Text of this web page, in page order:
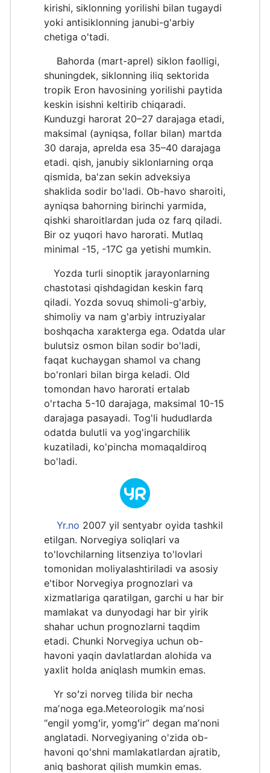
kirishi, siklonning yorilishi bilan tugaydi
yoki antisiklonning janubi-g'arbiy
chetiga o'tadi.
Bahorda (mart-aprel) siklon faolligi,
shuningdek, siklonning iliq sektorida
tropik Eron havosining yorilishi paytida
keskin isishni keltirib chiqaradi.
Kunduzgi harorat 20–27 darajaga etadi,
maksimal (ayniqsa, follar bilan) martda
30 daraja, aprelda esa 35–40 darajaga
etadi. qish, janubiy siklonlarning orqa
qismida, ba'zan sekin adveksiya
shaklida sodir bo'ladi. Ob-havo sharoiti,
ayniqsa bahorning birinchi yarmida,
qishki sharoitlardan juda oz farq qiladi.
Bir oz yuqori havo harorati. Mutlaq
minimal -15, -17C ga yetishi mumkin.
Yozda turli sinoptik jarayonlarning
chastotasi qishdagidan keskin farq
qiladi. Yozda sovuq shimoli-g'arbiy,
shimoliy va nam g'arbiy intruziyalar
boshqacha xarakterga ega. Odatda ular
bulutsiz osmon bilan sodir bo'ladi,
faqat kuchaygan shamol va chang
bo'ronlari bilan birga keladi. Old
tomondan havo harorati ertalab
o'rtacha 5-10 darajaga, maksimal 10-15
darajaga pasayadi. Tog'li hududlarda
odatda bulutli va yog'ingarchilik
kuzatiladi, ko'pincha momaqaldiroq
bo'ladi.
Yr.no 2007 yil sentyabr oyida tashkil
etilgan. Norvegiya soliqlari va
to'lovchilarning litsenziya to'lovlari
tomonidan moliyalashtiriladi va asosiy
e'tibor Norvegiya prognozlari va
xizmatlariga qaratilgan, garchi u har bir
mamlakat va dunyodagi har bir yirik
shahar uchun prognozlarni taqdim
etadi. Chunki Norvegiya uchun ob-
havoni yaqin davlatlardan alohida va
yaxlit holda aniqlash mumkin emas.
Yr soʻzi norveg tilida bir necha
maʼnoga ega.Meteorologik maʼnosi
“engil yomgʻir, yomgʻir” degan maʼnoni
anglatadi. Norvegiyaning o'zida ob-
havoni qo'shni mamlakatlardan ajratib,
aniq bashorat qilish mumkin emas.